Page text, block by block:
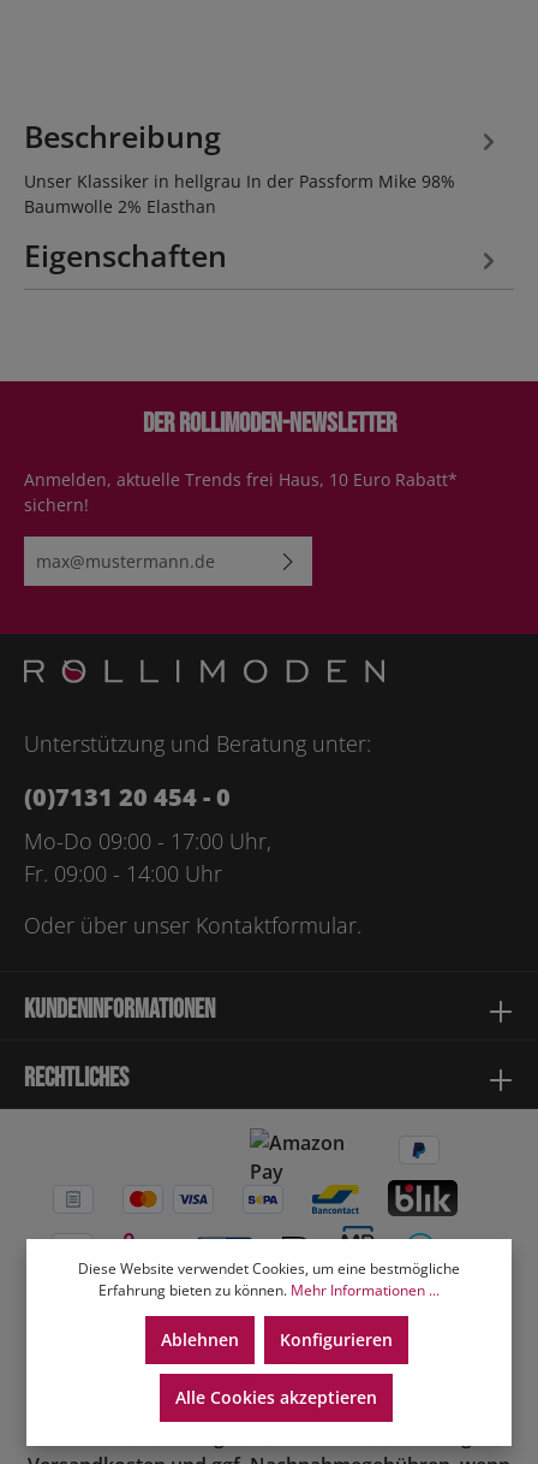
Beschreibung
Unser Klassiker in hellgrau In der Passform Mike 98%
Baumwolle 2% Elasthan
Eigenschaften
Der Rollimoden-Newsletter
Anmelden, aktuelle Trends frei Haus, 10 Euro Rabatt*
sichern!
Bitte geben Sie die abgebildeten Zeichen ein*
Unterstützung und Beratung unter:
(0)7131 20 454 - 0
Mo-Do 09:00 - 17:00 Uhr,
Fr. 09:00 - 14:00 Uhr
Oder über unser Kontaktformular.
Kundeninformationen
Rechtliches
Diese Website verwendet Cookies, um eine bestmögliche
Erfahrung bieten zu können. Mehr Informationen ...
Ablehnen Konfigurieren
Alle Cookies akzeptieren